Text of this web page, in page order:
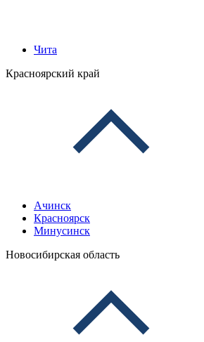
Чита
Красноярский край
Ачинск
Красноярск
Минусинск
Новосибирская область